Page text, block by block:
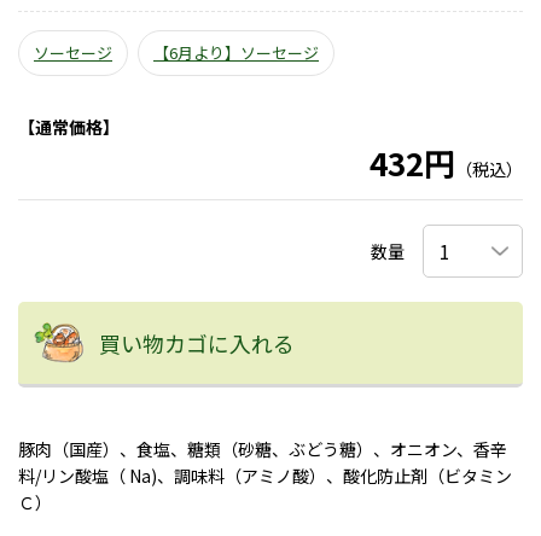
ソーセージ 【6月より】ソーセージ
【通常価格】
432円 （税込）
数量
買い物カゴに入れる
豚肉（国産）、食塩、糖類（砂糖、ぶどう糖）、オニオン、香辛
料/リン酸塩（ Na)、調味料（アミノ酸）、酸化防止剤（ビタミン
Ｃ）